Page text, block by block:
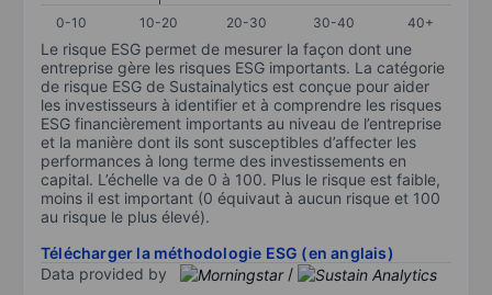
0-10
10-20 20-30 30-40 40+
Le risque ESG permet de mesurer la façon dont une
entreprise gère les risques ESG importants. La catégorie
de risque ESG de Sustainalytics est conçue pour aider
les investisseurs à identifier et à comprendre les risques
ESG financièrement importants au niveau de l’entreprise
et la manière dont ils sont susceptibles d’affecter les
performances à long terme des investissements en
capital. L’échelle va de 0 à 100. Plus le risque est faible,
moins il est important (0 équivaut à aucun risque et 100
au risque le plus élevé).
Télécharger la méthodologie ESG (en anglais)
Data provided by
/